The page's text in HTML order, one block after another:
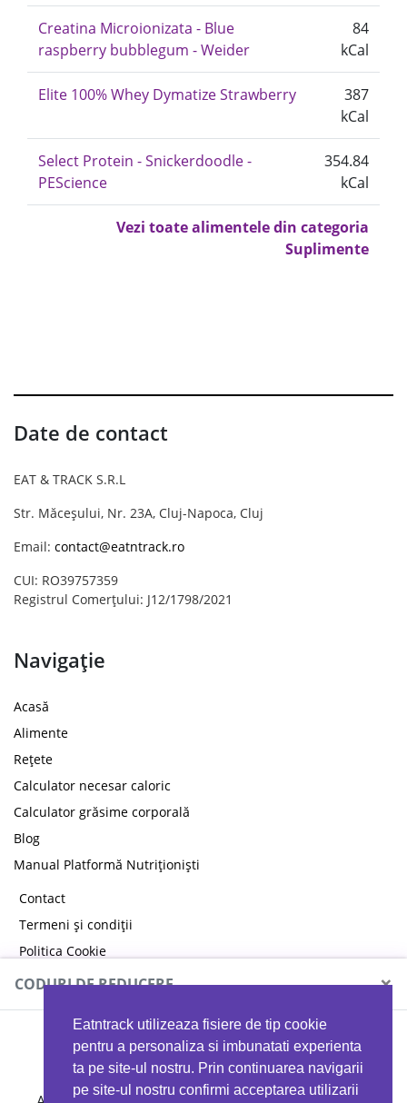
Eatntrack utilizeaza fisiere de tip cookie
pentru a personaliza si imbunatati experienta
ta pe site-ul nostru. Prin continuarea navigarii
pe site-ul nostru confirmi acceptarea utilizarii
Creatina Microionizata - Blue
raspberry bubblegum - Weider
84
kCal
Elite 100% Whey Dymatize Strawberry
387
kCal
Select Protein - Snickerdoodle -
PEScience
354.84
kCal
Vezi toate alimentele din categoria
Suplimente
Date de contact
EAT & TRACK S.R.L
Str. Măceșului, Nr. 23A, Cluj-Napoca, Cluj
Email: contact@eatntrack.ro
CUI: RO39757359
Registrul Comerțului: J12/1798/2021
Navigație
Acasă
Alimente
Rețete
Calculator necesar caloric
Calculator grăsime corporală
Blog
Manual Platformă Nutriționiști
Contact
Termeni și condiții
Politica Cookie
Politica de confidențialitate
CODURI DE REDUCERE ×
MYPROTEIN